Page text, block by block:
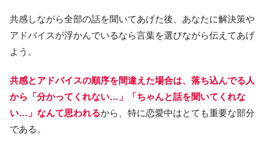
共感しながら全部の話を聞いてあげた後、あなたに解決策や
アドバイスが浮かんでいるなら言葉を選びながら伝えてあげ
よう。
共感とアドバイスの順序を間違えた場合は、落ち込んでる人
から「分かってくれない…」「ちゃんと話を聞いてくれな
い…」なんて思われるから、特に恋愛中はとても重要な部分
である。